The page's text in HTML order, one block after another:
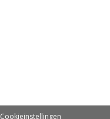
Cookieinstellingen